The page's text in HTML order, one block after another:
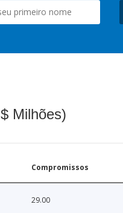
Milhões)
Compromissos
29.00